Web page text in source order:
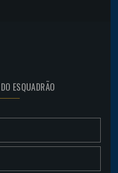
ESQUADRÃO